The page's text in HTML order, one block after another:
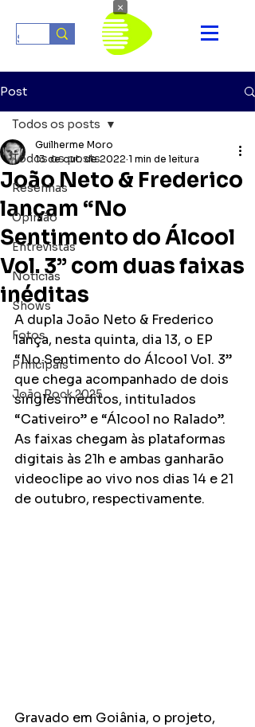
Post
Todos os posts
Resenhas
Opinião
Entrevistas
Notícias
Shows
Fotos
Principais
João Rock 2025
Todos os posts
João Neto & Frederico
lançam “No
Sentimento do Álcool
Vol. 3” com duas faixas
inéditas
Guilherme Moro
13 de out. de 2022 1 min de leitura
A dupla João Neto & Frederico
lança, nesta quinta, dia 13, o EP
“No Sentimento do Álcool Vol. 3”
que chega acompanhado de dois
singles inéditos, intitulados
“Cativeiro” e “Álcool no Ralado”.
As faixas chegam às plataformas
digitais às 21h e ambas ganharão
videoclipe ao vivo nos dias 14 e 21
de outubro, respectivamente.
Gravado em Goiânia, o projeto,
×